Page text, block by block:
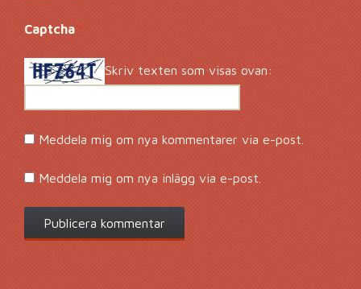
Captcha *
Skriv texten som visas ovan:
Meddela mig om nya kommentarer via e-post.
Meddela mig om nya inlägg via e-post.